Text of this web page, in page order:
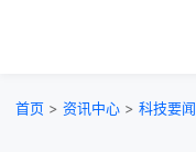
首页 > 资讯中心 > 科技要闻